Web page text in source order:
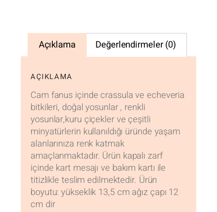
Açıklama Değerlendirmeler (0)
AÇIKLAMA
Cam fanus içinde crassula ve echeveria
bitkileri, doğal yosunlar , renkli
yosunlar,kuru çiçekler ve çeşitli
minyatürlerin kullanıldığı üründe yaşam
alanlarınıza renk katmak
amaçlanmaktadır. Ürün kapalı zarf
içinde kart mesajı ve bakım kartı ile
titizlikle teslim edilmektedir. Ürün
boyutu: yükseklik 13,5 cm ağız çapı 12
cm dir